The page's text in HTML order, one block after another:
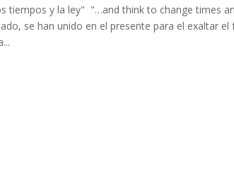
tiempos y la ley" "…and think to change times
se han unido en el presente para el exaltar